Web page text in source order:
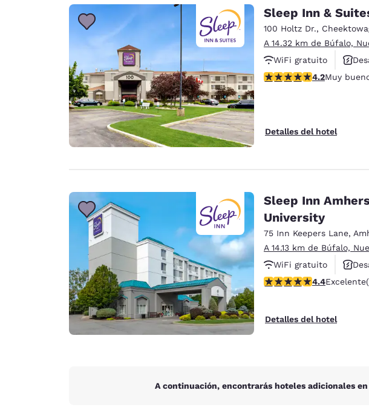
Français
Europa
Deutschland
Spain
English
Ireland
English
Asia-Pacífico
Australia
English
Sleep Inn &
100 Holtz Dr.,
A 14.32 km de Búfalo,
WiFi gratuito
calificación de 4.19
4.2Muy
Detalles del hotel
Sleep Inn
University
75 Inn Keepers Lane,
A 14.13 km de Búfalo,
WiFi gratuito
Se aceptan
calificación de 4.38
4.4Excelente
Detalles del hotel
A continuación, encontrarás hoteles adicionales